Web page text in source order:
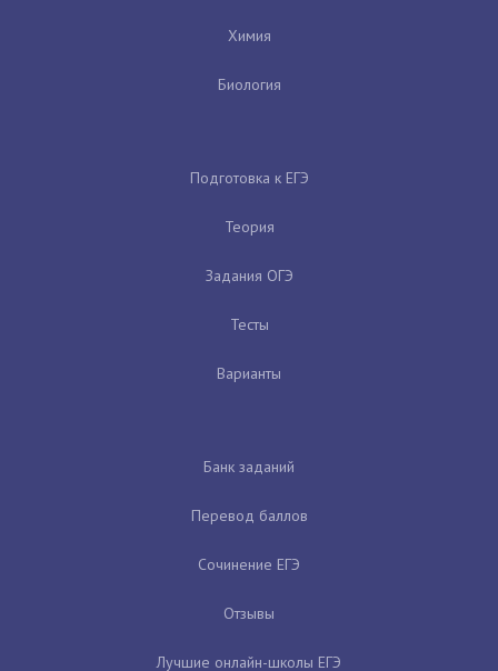
Химия
Биология
Подготовка к ЕГЭ
Теория
Задания ОГЭ
Тесты
Варианты
Банк заданий
Перевод баллов
Сочинение ЕГЭ
Отзывы
Лучшие онлайн-школы ЕГЭ